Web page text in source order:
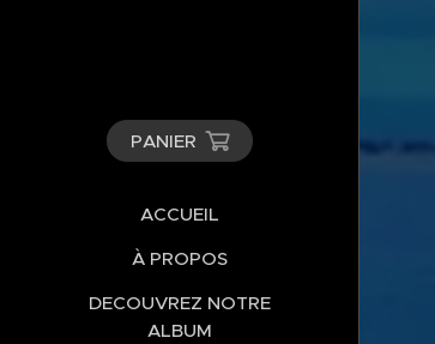
PANIER
ACCUEIL
À PROPOS
DECOUVREZ NOTRE
ALBUM